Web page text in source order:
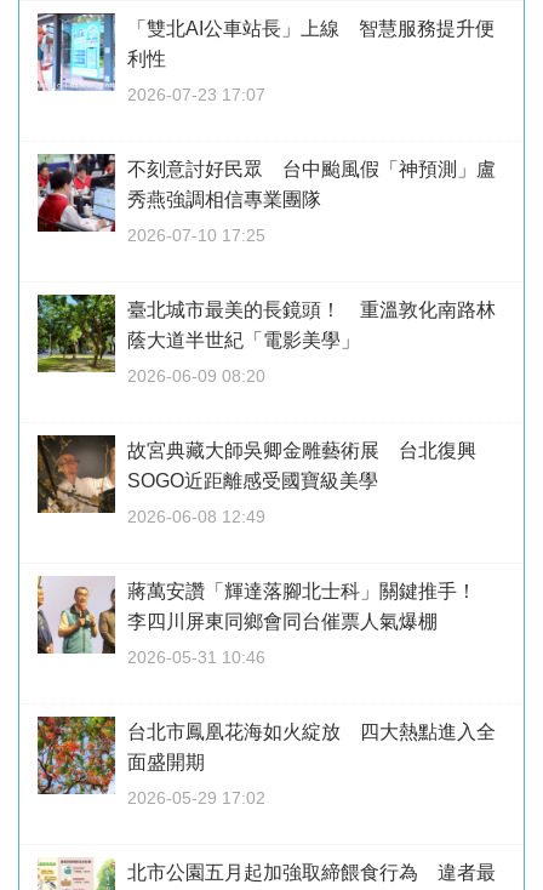
「雙北AI公車站長」上線 智慧服務提升便
利性
2026-07-23 17:07
不刻意討好民眾 台中颱風假「神預測」盧
秀燕強調相信專業團隊
2026-07-10 17:25
臺北城市最美的長鏡頭！ 重溫敦化南路林
蔭大道半世紀「電影美學」
2026-06-09 08:20
故宮典藏大師吳卿金雕藝術展 台北復興
SOGO近距離感受國寶級美學
2026-06-08 12:49
蔣萬安讚「輝達落腳北士科」關鍵推手！
李四川屏東同鄉會同台催票人氣爆棚
2026-05-31 10:46
台北市鳳凰花海如火綻放 四大熱點進入全
面盛開期
2026-05-29 17:02
北市公園五月起加強取締餵食行為 違者最